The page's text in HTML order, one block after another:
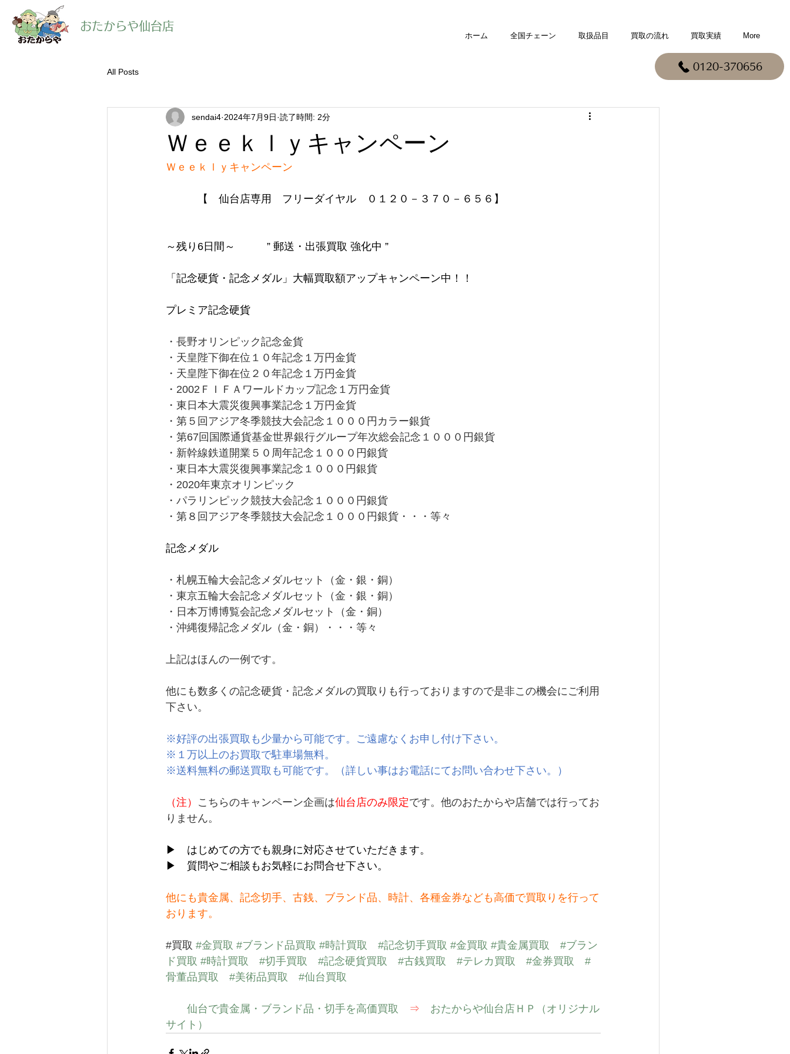
0120-370656
​おたからや仙台店
ホーム 全国チェーン 取扱品目 買取の流れ 買取実績 More
All Posts
Ｗｅｅｋｌｙキャンペーン
sendai4 2024年7月9日 読了時間: 2分
Ｗｅｅｋｌｙキャンペーン
【　仙台店専用　フリーダイヤル　０１２０－３７０－６５６】
～残り6日間～　　　” 郵送・出張買取 強化中 ”
「記念硬貨・記念メダル」大幅買取額アップキャンペーン中！！
プレミア記念硬貨
・長野オリンピック記念金貨
・天皇陛下御在位１０年記念１万円金貨
・天皇陛下御在位２０年記念１万円金貨
・2002ＦＩＦＡワールドカップ記念１万円金貨
・東日本大震災復興事業記念１万円金貨
・第５回アジア冬季競技大会記念１０００円カラー銀貨
・第67回国際通貨基金世界銀行グループ年次総会記念１０００円銀貨
・新幹線鉄道開業５０周年記念１０００円銀貨
・東日本大震災復興事業記念１０００円銀貨
・2020年東京オリンピック
・パラリンピック競技大会記念１０００円銀貨
・第８回アジア冬季競技大会記念１０００円銀貨・・・等々
記念メダル
・札幌五輪大会記念メダルセット（金・銀・銅）
・東京五輪大会記念メダルセット（金・銀・銅）
・日本万博博覧会記念メダルセット（金・銅）
・沖縄復帰記念メダル（金・銅）・・・等々
上記はほんの一例です。
他にも数多くの記念硬貨・記念メダルの買取りも行っておりますので是非この機会にご利用
下さい。
※好評の出張買取も少量から可能です。ご遠慮なくお申し付け下さい。
※１万以上のお買取で駐車場無料。
※送料無料の郵送買取も可能です。（詳しい事はお電話にてお問い合わせ下さい。）
（注） こちらのキャンペーン企画は仙台店のみ限定です。他のおたからや店舗では行ってお
りません。
▶　はじめての方でも親身に対応させていただきます。
▶　質問やご相談もお気軽にお問合せ下さい。
他にも貴金属、記念切手、古銭、ブランド品、時計、各種金券なども高価で買取りを行って
おります。
#買取 #金買取 #ブランド品買取 #時計買取 #記念切手買取 #金買取 #貴金属買取
#ブラン
ド買取 #時計買取 #切手買取 #記念硬貨買取 #古銭買取 #テレカ買取 #金券買取
#
骨董品買取
#美術品買取 #仙台買取
仙台で貴金属・ブランド品・切手を高価買取 ⇒ おたからや仙台店ＨＰ（オリジナル
サイト）